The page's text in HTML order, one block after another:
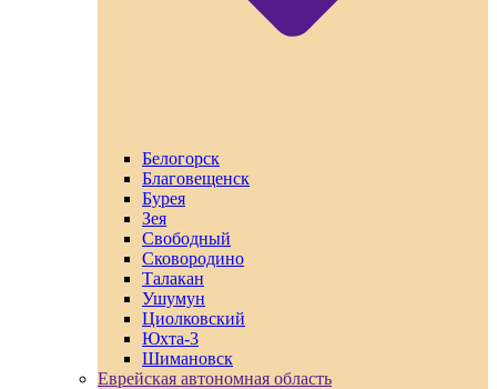
Белогорск
Благовещенск
Бурея
Зея
Свободный
Сковородино
Талакан
Ушумун
Циолковский
Юхта-3
Шимановск
Еврейская автономная область